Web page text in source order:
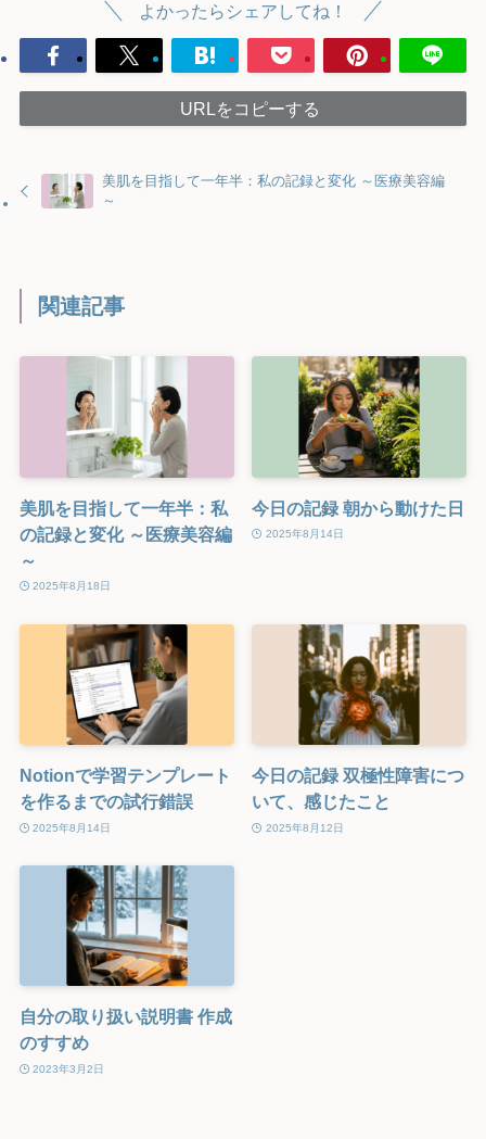
よかったらシェアしてね！
URLをコピーする
美肌を目指して一年半：私の記録と変化 ～医療美容編
～
関連記事
美肌を目指して一年半：私
の記録と変化 ～医療美容編
～
2025年8月18日
今日の記録 朝から動けた日
2025年8月14日
Notionで学習テンプレート
を作るまでの試行錯誤
2025年8月14日
今日の記録 双極性障害につ
いて、感じたこと
2025年8月12日
自分の取り扱い説明書 作成
のすすめ
2023年3月2日